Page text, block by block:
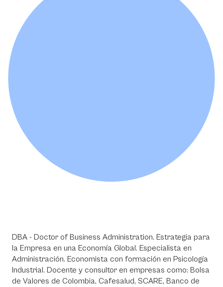
DBA - Doctor of Business Administration. Estrategia para
la Empresa en una Economía Global. Especialista en
Administración. Economista con formación en Psicología
Industrial. Docente y consultor en empresas como: Bolsa
de Valores de Colombia, Cafesalud, SCARE, Banco de